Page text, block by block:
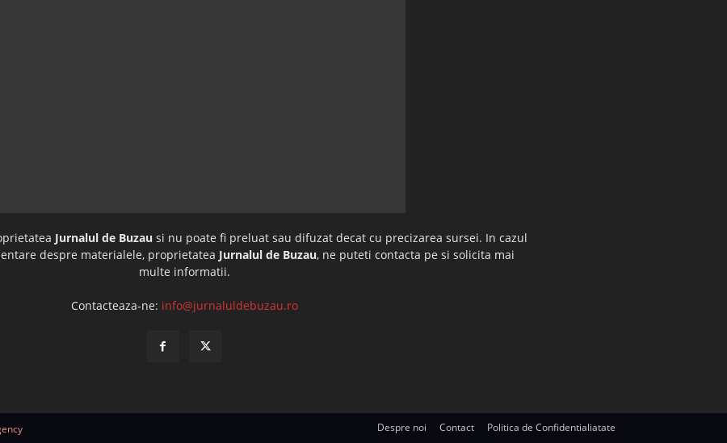
Jurnalul de Buzau si nu poate fi preluat sau difuzat decat cu precizarea sursei. In cazul
despre materialele, proprietatea Jurnalul de Buzau, ne puteti contacta pe si solicita mai
multe informatii.
Contacteaza-ne: info@jurnaluldebuzau.ro
Despre noi Contact Politica de Confidentialiatate